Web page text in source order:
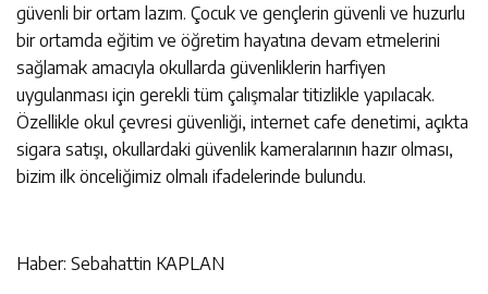
güvenli bir ortam lazım. Çocuk ve gençlerin güvenli ve huzurlu
bir ortamda eğitim ve öğretim hayatına devam etmelerini
sağlamak amacıyla okullarda güvenliklerin harfiyen
uygulanması için gerekli tüm çalışmalar titizlikle yapılacak.
Özellikle okul çevresi güvenliği, internet cafe denetimi, açıkta
sigara satışı, okullardaki güvenlik kameralarının hazır olması,
bizim ilk önceliğimiz olmalı ifadelerinde bulundu.
Haber: Sebahattin KAPLAN